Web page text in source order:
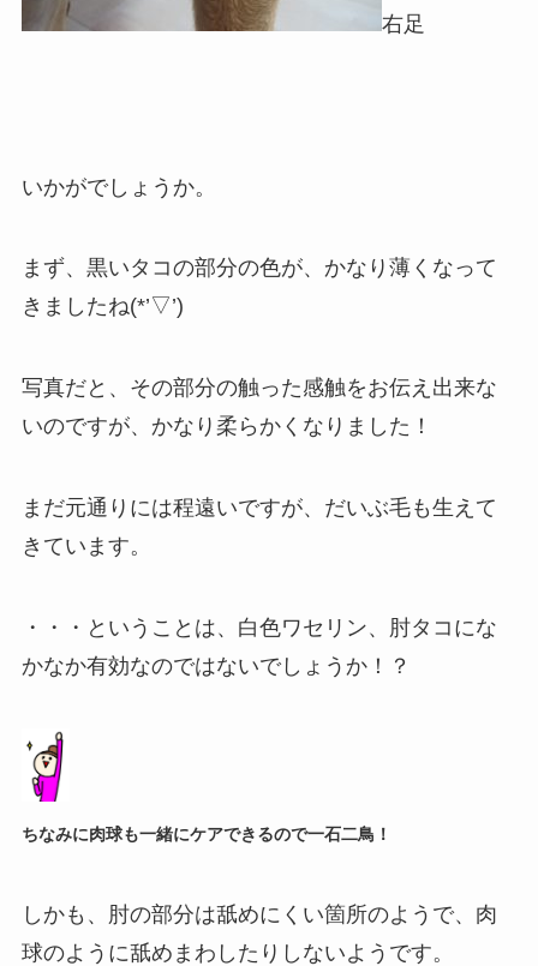
右足
いかがでしょうか。
まず、黒いタコの部分の色が、かなり薄くなって
きましたね(*’▽’)
写真だと、その部分の触った感触をお伝え出来な
いのですが、かなり柔らかくなりました！
まだ元通りには程遠いですが、だいぶ毛も生えて
きています。
・・・ということは、白色ワセリン、肘タコにな
かなか有効なのではないでしょうか！？
ちなみに肉球も一緒にケアできるので一石二鳥！
しかも、肘の部分は舐めにくい箇所のようで、肉
球のように舐めまわしたりしないようです。